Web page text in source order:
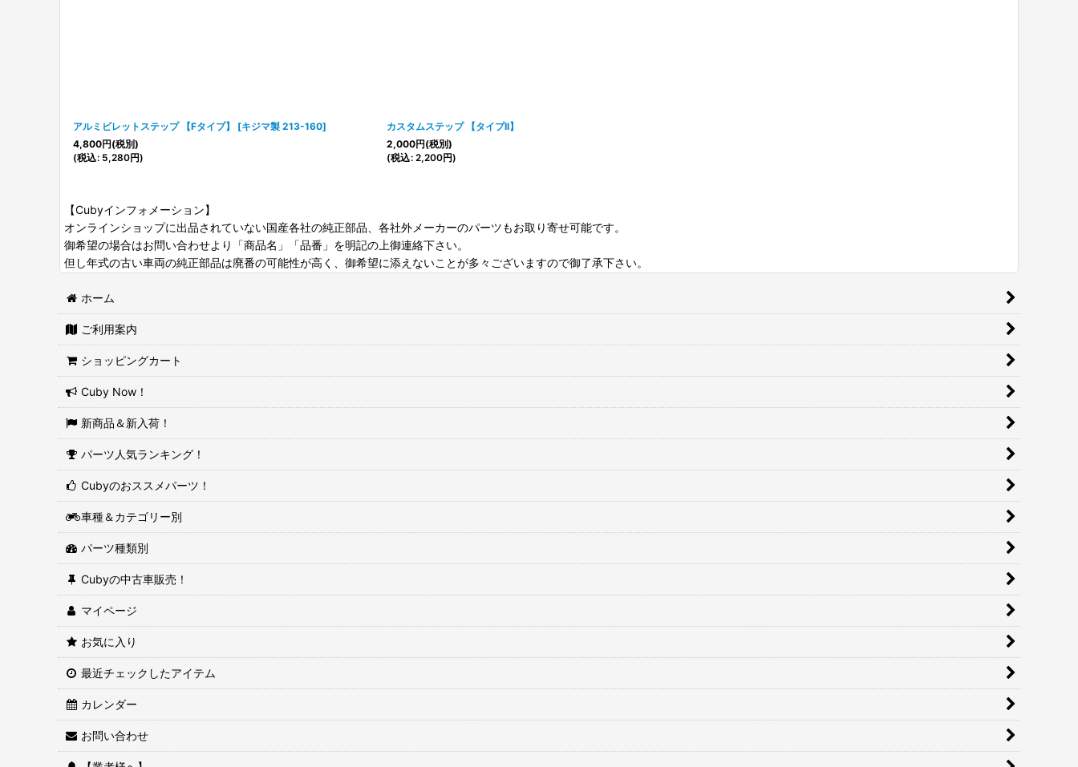
アルミビレットステップ 【Fタイプ】 [キジマ製 213-160]
4,800円(税別)
(税込: 5,280円)
カスタムステップ 【タイプII】
2,000円(税別)
(税込: 2,200円)
【Cubyインフォメーション】
オンラインショップに出品されていない国産各社の純正部品、各社外メーカーのパーツもお取り寄せ可能です。
御希望の場合はお問い合わせより「商品名」「品番」を明記の上御連絡下さい。
但し年式の古い車両の純正部品は廃番の可能性が高く、御希望に添えないことが多々ございますので御了承下さい。
ホーム
ご利用案内
ショッピングカート
Cuby Now！
新商品＆新入荷！
パーツ人気ランキング！
Cubyのおススメパーツ！
車種＆カテゴリー別
パーツ種類別
Cubyの中古車販売！
マイページ
お気に入り
最近チェックしたアイテム
カレンダー
お問い合わせ